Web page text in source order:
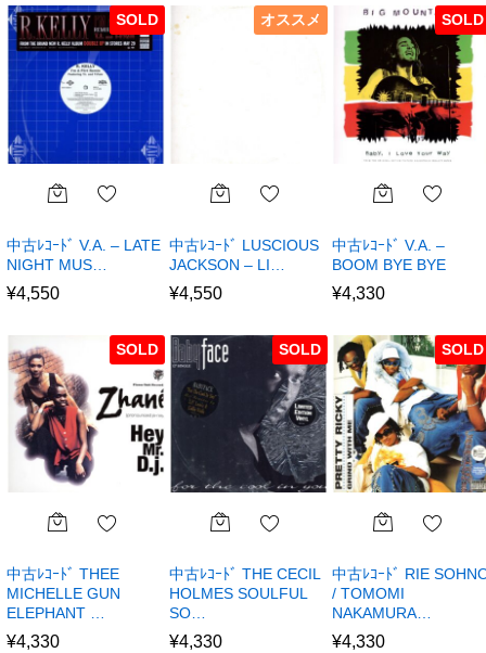
SOLD
中古ﾚｺｰﾄﾞ V.A. – LATE
NIGHT MUS…
¥4,550
オススメ
中古ﾚｺｰﾄﾞ LUSCIOUS
JACKSON – LI…
¥4,550
SOLD
中古ﾚｺｰﾄﾞ V.A. –
BOOM BYE BYE
¥4,330
SOLD
中古ﾚｺｰﾄﾞ THEE
MICHELLE GUN
ELEPHANT …
¥4,330
SOLD
中古ﾚｺｰﾄﾞ THE CECIL
HOLMES SOULFUL
SO…
¥4,330
SOLD
中古ﾚｺｰﾄﾞ RIE
/ TOMOMI
NAKAMURA…
¥4,330